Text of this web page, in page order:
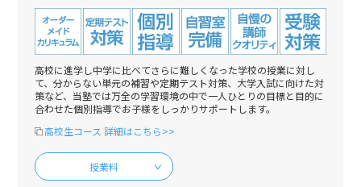
高校に進学し中学に比べてさらに難しくなった学校の授業に対し
て、分からない単元の補習や定期テスト対策、大学入試に向けた対
策など、当塾では万全の学習環境の中で一人ひとりの目標と目的に
合わせた個別指導でお子様をしっかりサポートします。
高校生コース 詳細はこちら>>
授業料